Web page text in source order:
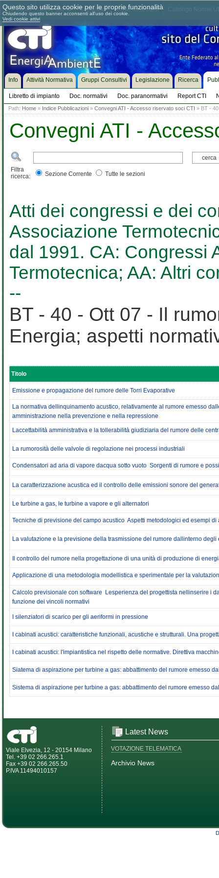
Chi siamo Dove siamo Contattaci Come associarsi
Info Attività Normativa Gruppi Consultivi Legislazione Ricerca
Libretto di impianto Doc. normativi Doc. paranormativi Report CTI
Path: Home » Indice Pubblicazioni » Convegni ATI - Accesso riservato soci CTI » BT -
Convegni ATI -
Filtra
ricerca:
Sezione Corrente Tutte le sezioni
Atti dei congressi e dei
Associazione
dal 1991. CA: Congressi
Termotecnica; AA: Altri
--
BT - 40 - Ott 07 - Il
Energia; aspetti
Titolo
Emissione e propagazione del rumore delle Torri Evaporative
La normativa dellinquinamento acustico, relativamente al rumore emesso
amministrazione nella prevenzione e nella repressione
Laccettabilità amministrativa e la tollerabilità giudiziaria del rumore delle
La rumorosità delle valvole di regolazione nei processi industriali
Condensatori ad aria di vapore dacqua sotto vuoto  Sorgenti di rumore e
La caratterizzazione acustica ed il controllo delle emissioni sonore del
Le turbine a gas, le turbine a vapore e gli alternatori
Tecniche di previsione del campo acustico  Aspetti metodologici ed esempi
La valutazione e la previsione della trasmissione del rumore dallinterno degli
Il controllo del rumore nella progettazione di una unità di produzione di
Applicazione di una metodologia modellistica e sperimentale per la
Calcolo previsionale con software  Lesperienza del progettista nellinserire i
funzione dei vincoli normativi
I silenziatori di scarico per gli aeriformi in pressione
I cabinati acustici: caratteristiche funzionali, acustiche e strutturali. Una
I cabinati acustici: l'impiantistica nel rispetto delle normative. Direttiva
Siatema di aspirazione per turbine a gas: abbattimento del rumore emesso
Sistema di aspirazione per turbine a gas: abbattimento del rumore emesso
Viale Elvezia, 12 - 20154 Milano
Tel. +39 02 266.265.1
Fax +39 02 266.265.50
P.IVA 11494010157
Latest News
VOTAZIONE TELEMATICA
Archivio News
Questo sito utilizza cookie per le proprie funzionalità
Chiudendo questo banner acconsenti all'uso dei cookie.
Vedi cookie attivi